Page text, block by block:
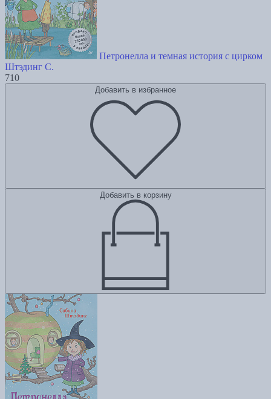
Петронелла и темная история с цирком
Штэдинг С.
710
Добавить в избранное
Добавить в корзину